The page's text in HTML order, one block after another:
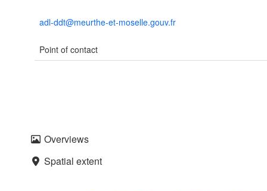
adl-ddt@meurthe-et-moselle.gouv.fr
Point of contact
Overviews
Spatial extent